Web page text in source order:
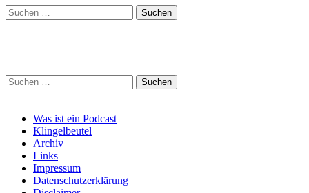
Suchen
nach:
Suchen
nach:
Main
menu
Skip
content
Was ist ein Podcast
Klingelbeutel
Archiv
Links
Impressum
Datenschutzerklärung